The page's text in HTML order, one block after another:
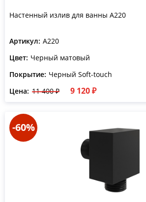
Настенный излив для ванны A220
Артикул: A220
Цвет: Черный матовый
Покрытие: Черный Soft-touch
Цена: 11 400 ₽ 9 120 ₽
-60%